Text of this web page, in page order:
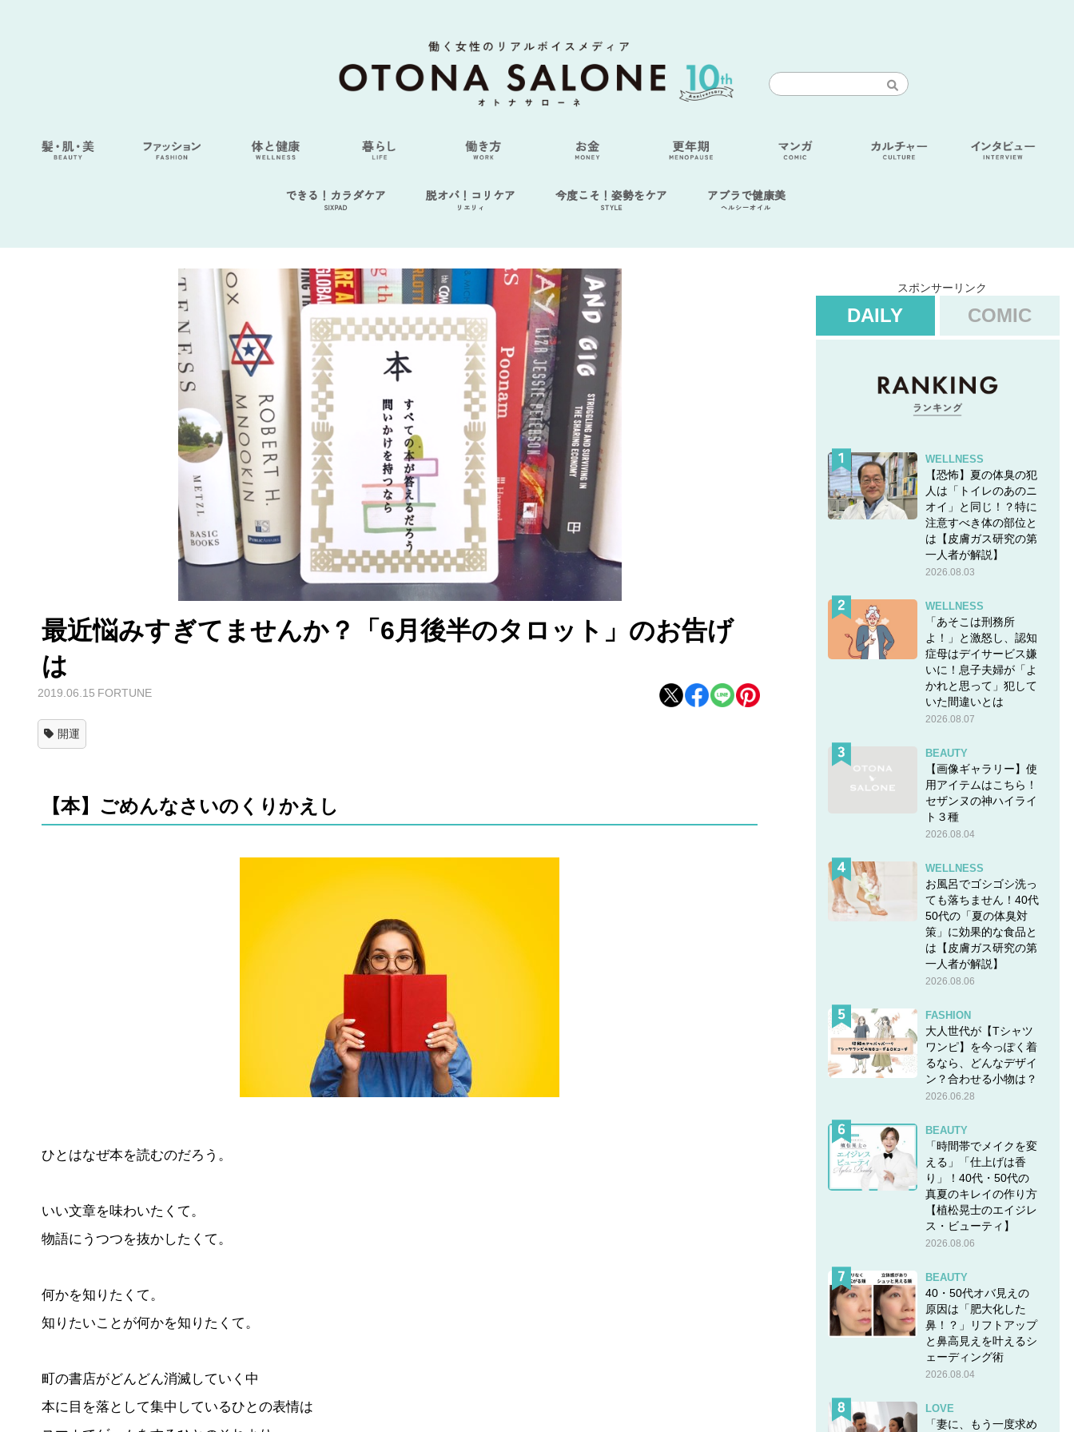
できる！カラダケア
SIXPAD
脱オバ！コリケア
リエリィ
今度こそ！姿勢をケア
STYLE
アブラで健康美
ヘルシーオイル
最近悩みすぎてませんか？「6月後半のタロット」のお告げ
は
2019.06.15 FORTUNE
開運
【本】ごめんなさいのくりかえし
ひとはなぜ本を読むのだろう。
いい文章を味わいたくて。
物語にうつつを抜かしたくて。
何かを知りたくて。
知りたいことが何かを知りたくて。
町の書店がどんどん消滅していく中
本に目を落として集中しているひとの表情は
スポンサーリンク
DAILY COMIC
WELLNESS
【恐怖】夏の体臭の犯
人は「トイレのあのニ
オイ」と同じ！？特に
注意すべき体の部位と
は【皮膚ガス研究の第
一人者が解説】
2026.08.03
WELLNESS
「あそこは刑務所
よ！」と激怒し、認知
症母はデイサービス嫌
いに！息子夫婦が「よ
かれと思って」犯して
いた間違いとは
2026.08.07
BEAUTY
【画像ギャラリー】使
用アイテムはこちら！
セザンヌの神ハイライ
ト３種
2026.08.04
WELLNESS
お風呂でゴシゴシ洗っ
ても落ちません！40代
50代の「夏の体臭対
策」に効果的な食品と
は【皮膚ガス研究の第
一人者が解説】
2026.08.06
FASHION
大人世代が【Tシャツ
ワンピ】を今っぽく着
るなら、どんなデザイ
ン？合わせる小物は？
2026.06.28
BEAUTY
「時間帯でメイクを変
える」「仕上げは香
り」！40代・50代の
真夏のキレイの作り方
【植松晃士のエイジレ
ス・ビューティ】
2026.08.06
BEAUTY
40・50代オバ見えの
原因は「肥大化した
鼻！？」リフトアップ
と鼻高見えを叶えるシ
ェーディング術
2026.08.04
LOVE
「妻に、もう一度求め